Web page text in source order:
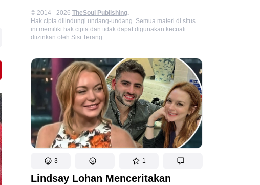
© 2014– 2026 TheSoul Publishing.
Hak cipta dilindungi undang-undang. Semua materi di situs
ini memiliki hak cipta dan tidak dapat digunakan kecuali
diizinkan oleh Sisi Terang.
3 - 1 -
Lindsay Lohan Menceritakan